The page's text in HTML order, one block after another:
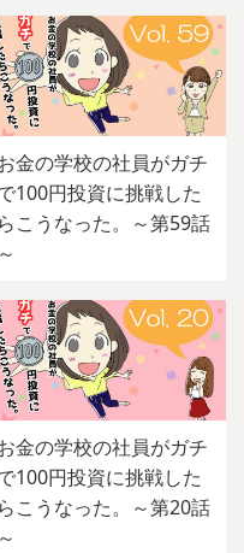
金の学校の社員がガチ
100円投資に挑戦した
らこうなった。～第59話
～
金の学校の社員がガチ
100円投資に挑戦した
らこうなった。～第20話
～